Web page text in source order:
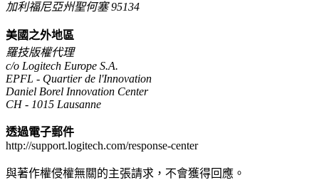
加利福尼亞州聖何塞 95134
美國之外地區
羅技版權代理
c/o Logitech Europe S.A.
EPFL - Quartier de l'Innovation
Daniel Borel Innovation Center
CH - 1015 Lausanne
透過電子郵件
http://support.logitech.com/response-center
與著作權侵權無關的主張請求，不會獲得回應。